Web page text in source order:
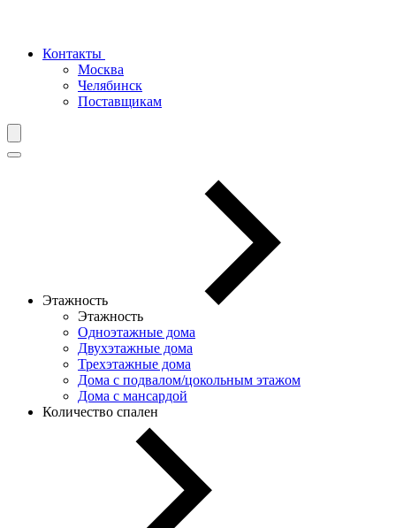
Контакты
Москва
Челябинск
Поставщикам
Этажность
Этажность
Одноэтажные дома
Двухэтажные дома
Трехэтажные дома
Дома с подвалом/цокольным этажом
Дома с мансардой
Количество спален